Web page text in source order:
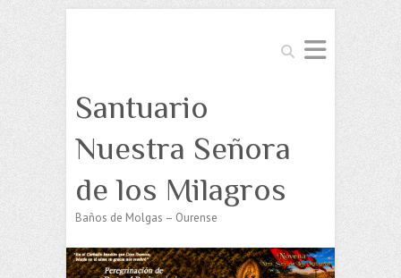
Buscar
Santuario
Nuestra Señora
de los Milagros
Baños de Molgas – Ourense